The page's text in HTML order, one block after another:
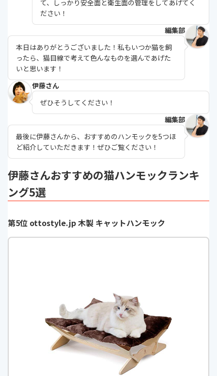
て、しっかり安全面と衛生面の管理をしてあげてく
ださい！
編集部
本日はありがとうございました！私もいつか猫を飼
ったら、猫目線で考えて色んなものを選んであげた
いと思います！
伊藤さん
ぜひそうしてください！
編集部
最後に伊藤さんから、おすすめのハンモックを5つほ
ど紹介していただきます！ぜひご覧ください！
伊藤さんおすすめの猫ハンモックランキ
ング5選
第5位 ottostyle.jp 木製 キャットハンモック